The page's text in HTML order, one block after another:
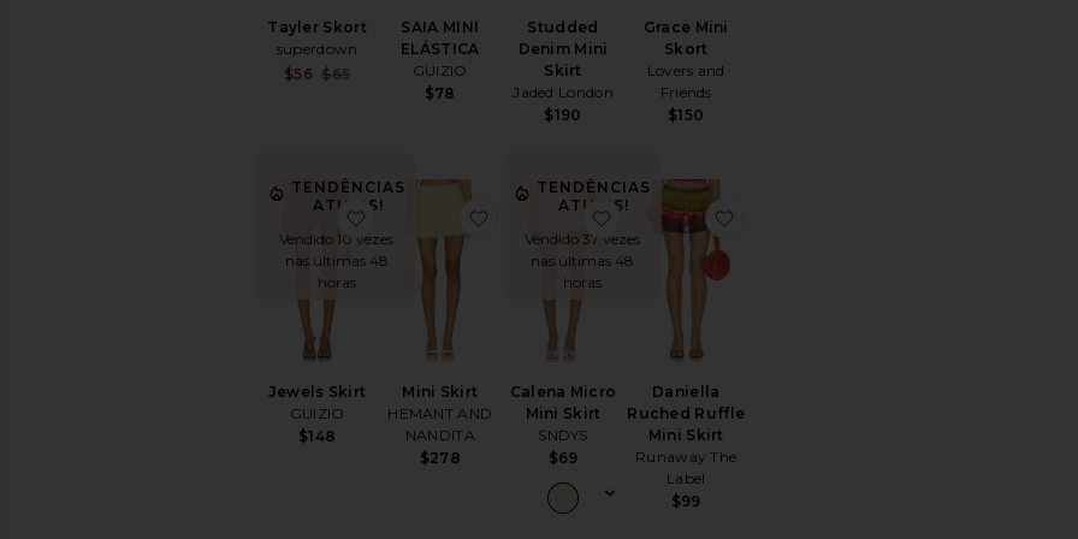
Tayler Skort
superdown
Sale price:
$56
Previous price:
$65
SAIA MINI
ELÁSTICA
GUIZIO
$78
Studded
Denim Mini
Skirt
Jaded London
$190
Grace Mini
Skort
Lovers and
Friends
$150
TENDÊNCIAS
ATUAIS!
Vendido 10 vezes
nas últimas 48
horas
Jewels Skirt
GUIZIO
$148
favoritoJewels Skirt
Mini Skirt
HEMANT AND
NANDITA
$278
favoritoMini Skirt
TENDÊNCIAS
ATUAIS!
Vendido 37 vezes
nas últimas 48
horas
Calena Micro
Mini Skirt
SNDYS
$69
favoritoCalena Micro Mini Skirt
Daniella
Ruched Ruffle
Mini Skirt
Runaway The
Label
$99